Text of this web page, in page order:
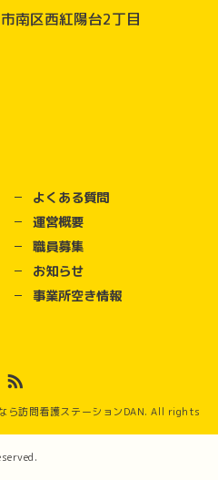
南区西紅陽台2丁目
よくある質問
運営概要
職員募集
お知らせ
事業所空き情報
ら訪問看護ステーションDAN. All rights